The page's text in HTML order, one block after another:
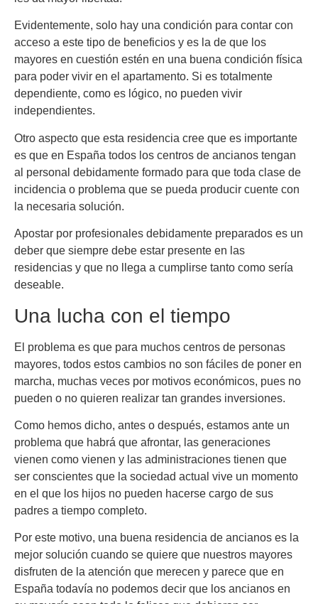
Evidentemente, solo hay una condición para contar con
acceso a este tipo de beneficios y es la de que los
mayores en cuestión estén en una buena condición física
para poder vivir en el apartamento. Si es totalmente
dependiente, como es lógico, no pueden vivir
independientes.
Otro aspecto que esta residencia cree que es importante
es que en España todos los centros de ancianos tengan
al personal debidamente formado para que toda clase de
incidencia o problema que se pueda producir cuente con
la necesaria solución.
Apostar por profesionales debidamente preparados es un
deber que siempre debe estar presente en las
residencias y que no llega a cumplirse tanto como sería
deseable.
Una lucha con el tiempo
El problema es que para muchos centros de personas
mayores, todos estos cambios no son fáciles de poner en
marcha, muchas veces por motivos económicos, pues no
pueden o no quieren realizar tan grandes inversiones.
Como hemos dicho, antes o después, estamos ante un
problema que habrá que afrontar, las generaciones
vienen como vienen y las administraciones tienen que
ser conscientes que la sociedad actual vive un momento
en el que los hijos no pueden hacerse cargo de sus
padres a tiempo completo.
Por este motivo, una buena residencia de ancianos es la
mejor solución cuando se quiere que nuestros mayores
disfruten de la atención que merecen y parece que en
España todavía no podemos decir que los ancianos en